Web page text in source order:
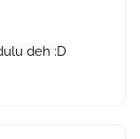
deh :D